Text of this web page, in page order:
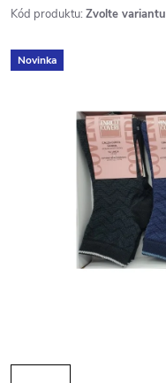
Kód produktu: Zvolte variantu
Novinka